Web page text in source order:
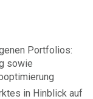
Portfolios:
sowie
in Hinblick auf